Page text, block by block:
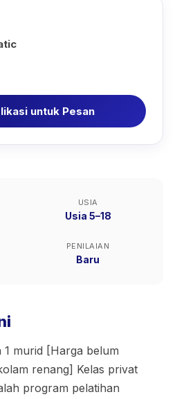
untuk Pesan
USIA
Usia 5–18
PENILAIAN
Baru
1 murid [Harga belum
renang] Kelas privat
program pelatihan